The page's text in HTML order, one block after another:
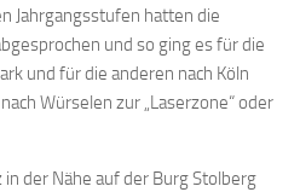
Jahrgangsstufen hatten die
und so ging es für die
und für die anderen nach Köln
Würselen zur „Laserzone“ oder
der Nähe auf der Burg Stolberg